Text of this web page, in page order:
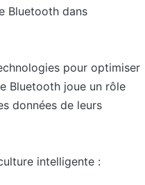
Bluetooth dans
pour optimiser
Bluetooth joue un rôle
données de leurs
intelligente :